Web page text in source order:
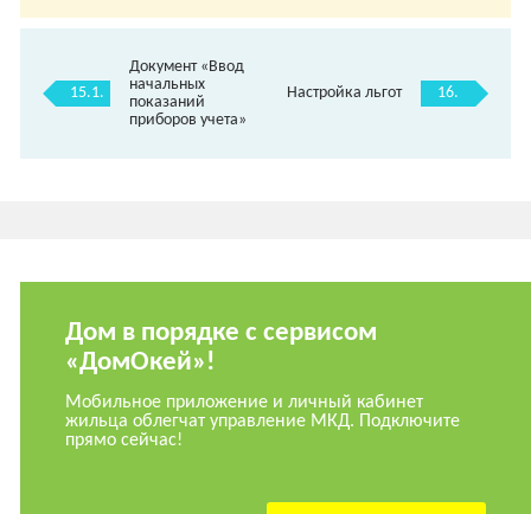
15.1.
Документ «Ввод
начальных
показаний
приборов учета»
Настройка льгот 16.
Дом в порядке с сервисом
«ДомОкей»!
Мобильное приложение и личный кабинет
жильца облегчат управление МКД. Подключите
прямо сейчас!